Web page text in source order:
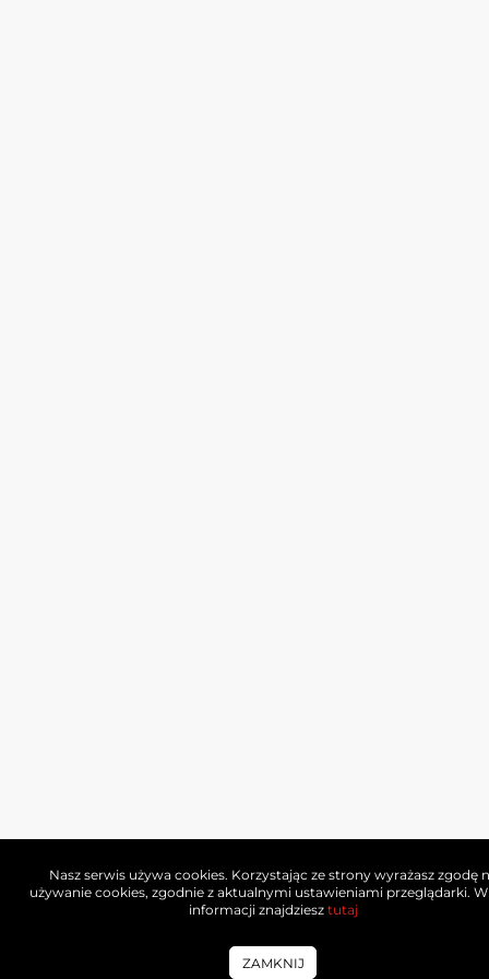
Nasz serwis używa cookies. Korzystając ze strony wyrażasz zgodę
używanie cookies, zgodnie z aktualnymi ustawieniami przeglądarki.
informacji znajdziesz tutaj
ZAMKNIJ